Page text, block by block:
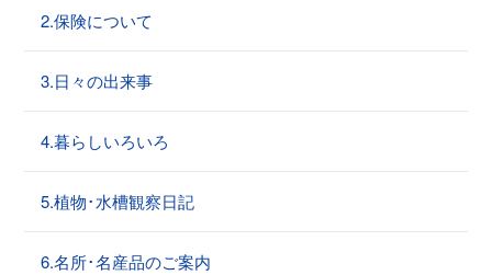
2.保険について
3.日々の出来事
4.暮らしいろいろ
5.植物･水槽観察日記
6.名所･名産品のご案内